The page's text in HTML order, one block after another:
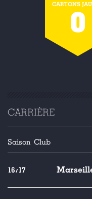
CARTONS
0
CARRIÈRE
Saison Club
16/17